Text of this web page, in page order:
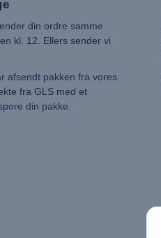
din ordre samme
kl. 12. Ellers sender vi
afsendt pakken fra vores
fra GLS med et
din pakke.